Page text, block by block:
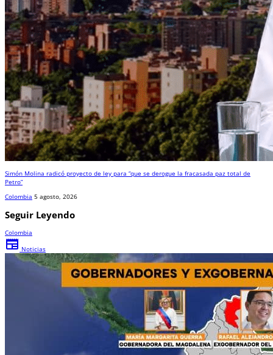
Simón Molina radicó proyecto de ley para “que se derogue la fracasada paz total de
Petro”
Colombia 5 agosto, 2026
Seguir Leyendo
Colombia
newspaper Noticias